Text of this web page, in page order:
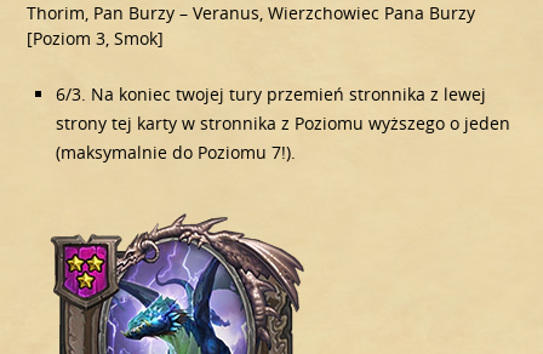
Thorim, Pan Burzy – Veranus, Wierzchowiec Pana Burzy
[Poziom 3, Smok]
6/3. Na koniec twojej tury przemień stronnika z lewej
strony tej karty w stronnika z Poziomu wyższego o jeden
(maksymalnie do Poziomu 7!).